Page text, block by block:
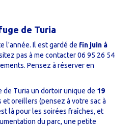
de Turia
l'année. Il est gardé de fin juin à
pas à me contacter 06 95 26 54
Pensez à réserver en
Turia un dortoir unique de 19
et oreillers (pensez à votre sac à
là pour les soirées fraîches, et
du parc, une petite